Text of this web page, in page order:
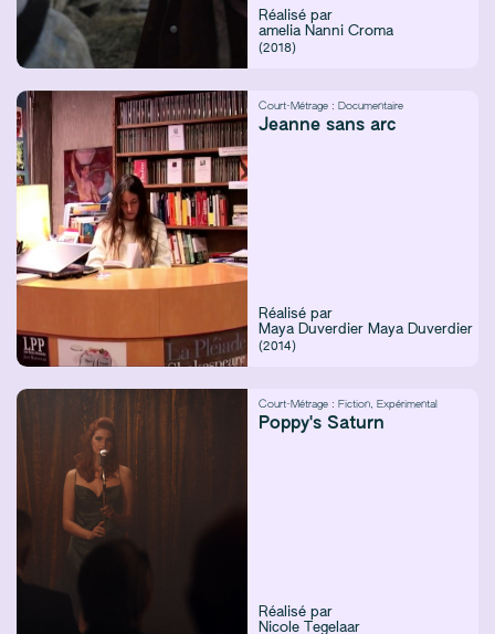
Réalisé par
amelia Nanni Croma
(2018)
Court-Métrage : Documentaire
Jeanne sans arc
Réalisé par
Maya Duverdier Maya Duverdier
(2014)
Court-Métrage : Fiction, Expérimental
Poppy's Saturn
Réalisé par
Nicole Tegelaar